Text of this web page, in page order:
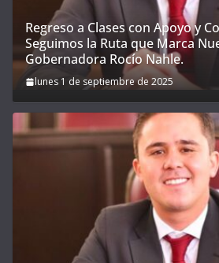
Regreso a Clases con Apoyo y
Seguimos la Ruta que Marca
Gobernadora Rocío Nahle.
lunes 1 de septiembre de 2025